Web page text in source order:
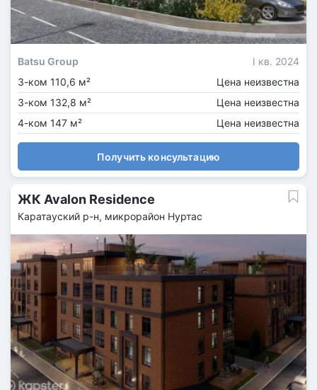
Batsu Group
I кв. 2024
3-ком 110,6 м²
Цена неизвестна
3-ком 132,8 м²
Цена неизвестна
4-ком 147 м²
Цена неизвестна
Получить консультацию
ЖК Avalon Residence
Каратауский р-н, микрорайон Нуртас